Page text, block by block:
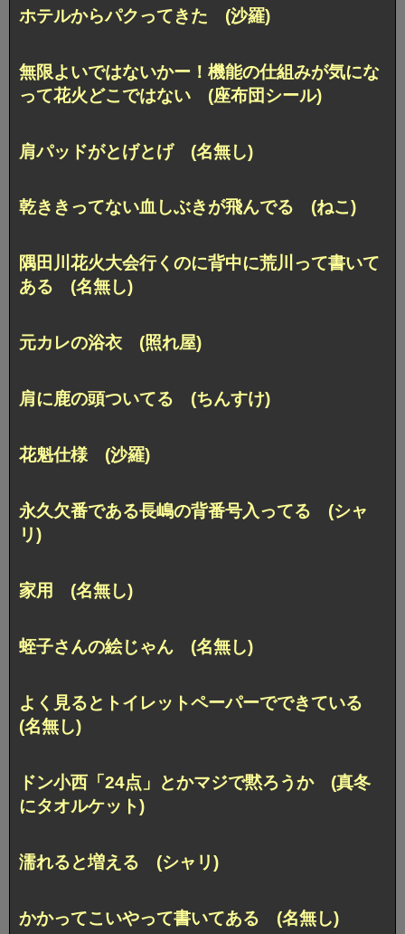
ホテルからパクってきた (沙羅)
無限よいではないかー！機能の仕組みが気にな
って花火どこではない (座布団シール)
肩パッドがとげとげ (名無し)
乾ききってない血しぶきが飛んでる (ねこ)
隅田川花火大会行くのに背中に荒川って書いて
ある (名無し)
元カレの浴衣 (照れ屋)
肩に鹿の頭ついてる (ちんすけ)
花魁仕様 (沙羅)
永久欠番である長嶋の背番号入ってる (シャ
リ)
家用 (名無し)
蛭子さんの絵じゃん (名無し)
よく見るとトイレットペーパーでできている
(名無し)
ドン小西「24点」とかマジで黙ろうか (真冬
にタオルケット)
濡れると増える (シャリ)
かかってこいやって書いてある (名無し)